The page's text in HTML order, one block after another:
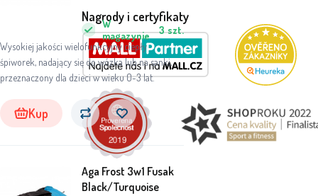
Wysokiej jakości wielofunkcyjny ciepły
śpiworek, nadający się do wózka lub na sanki,
przeznaczony dla dzieci w wieku 0-3 lat.
W
magazynie
3 szt.
Kup
Aga Frost 3w1 Fusak
Black/Turquoise
Nagrody i certyfikaty